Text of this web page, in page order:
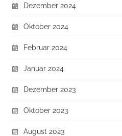
Dezember 2024
Oktober 2024
Februar 2024
Januar 2024
Dezember 2023
Oktober 2023
August 2023